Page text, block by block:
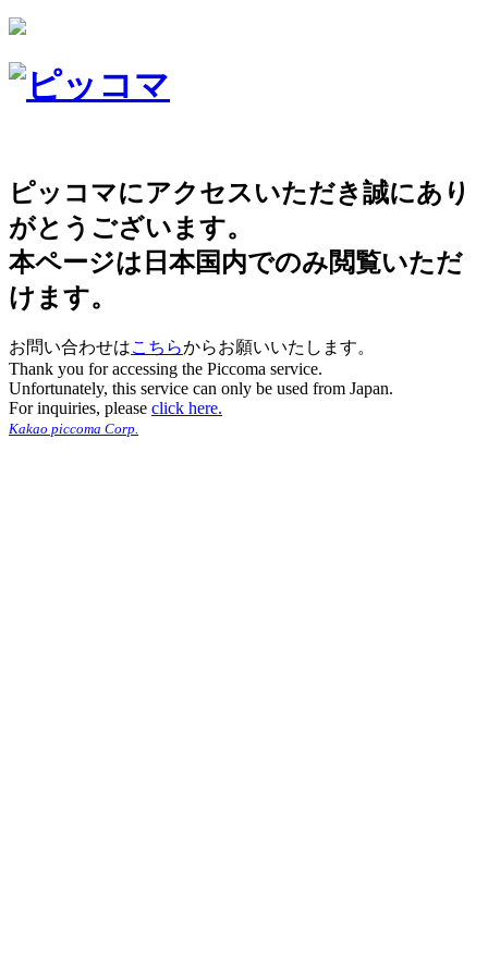
ピッコマにアクセスいただき誠にあり
がとうございます。
本ページは日本国内でのみ閲覧いただ
けます。
お問い合わせはこちらからお願いいたします。
Thank you for accessing the Piccoma service.
Unfortunately, this service can only be used from Japan.
For inquiries, please click here.
Kakao piccoma Corp.